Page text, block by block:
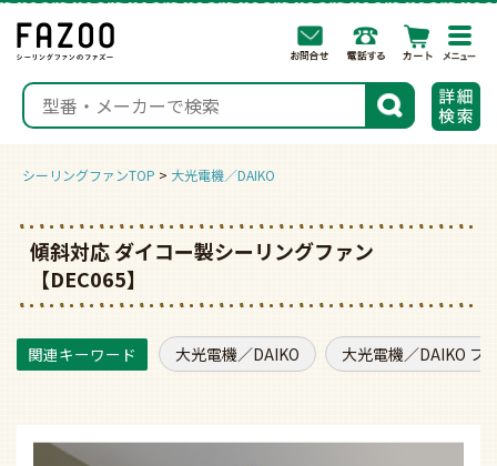
検索
シーリングファンTOP 大光電機／DAIKO
傾斜対応 ダイコー製シーリングファン
【DEC065】
大光電機／DAIKO 大光電機／DAIKO フ